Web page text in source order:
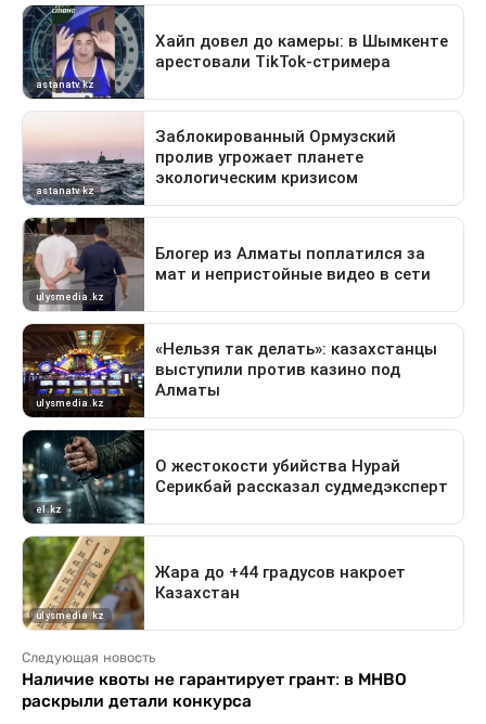
Следующая новость
Наличие квоты не гарантирует грант: в МНВО
раскрыли детали конкурса